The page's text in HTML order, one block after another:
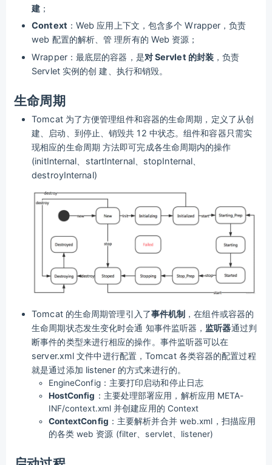
建 ；
Context ：Web 应用上下文，包含多个 Wrapper，负责
web 配置的解析、管 理所有的 Web 资源；
Wrapper：最底层的容器，是对 Servlet 的封装 ，负责
Servlet 实例的创 建、执行和销毁。
生命周期
Tomcat 为了方便管理组件和容器的生命周期，定义了从创
建、启动、到停止、销毁共 12 中状态。组件和容器只需实
现相应的生命周期 方法即可完成各生命周期内的操作
(initInternal、startInternal、stopInternal、
destroyInternal)
Tomcat 的生命周期管理引入了事件机制 ，在组件或容器的
生命周期状态发生变化时会通 知事件监听器， 监听器通过判
断事件的类型来进行相应的操作。事件监听器可以在
server.xml 文件中进行配置，Tomcat 各类容器的配置过程
就是通过添加 listener 的方式来进行的。
EngineConfig：主要打印启动和停止日志
HostConfig ：主要处理部署应用，解析应用 META-
INF/context.xml 并创建应用的 Context
ContextConfig ：主要解析并合并 web.xml，扫描应用
的各类 web 资源 (filter、servlet、listener)